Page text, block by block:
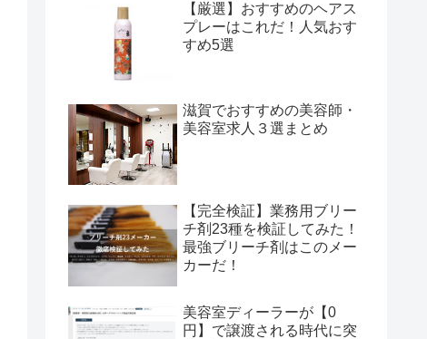
【厳選】おすすめのヘアス
プレーはこれだ！人気おす
すめ5選
滋賀でおすすめの美容師・
美容室求人３選まとめ
【完全検証】業務用ブリー
チ剤23種を検証してみた！
最強ブリーチ剤はこのメー
カーだ！
美容室ディーラーが【0
円】で譲渡される時代に突